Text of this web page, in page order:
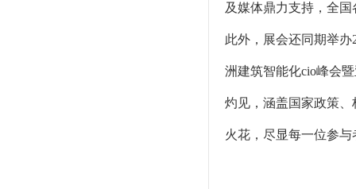
及媒体鼎力支持，全
此外，展会还同期举
洲建筑智能化cio峰会
灼见，涵盖国家政策
火花，尽显每一位参